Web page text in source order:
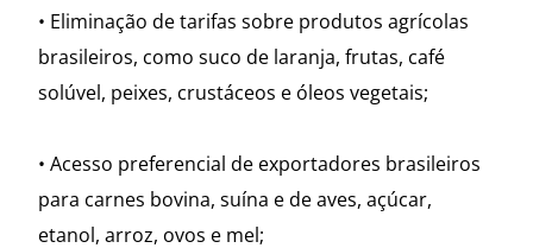
• Eliminação de tarifas sobre produtos agrícolas
brasileiros, como suco de laranja, frutas, café
solúvel, peixes, crustáceos e óleos vegetais;
• Acesso preferencial de exportadores brasileiros
para carnes bovina, suína e de aves, açúcar,
etanol, arroz, ovos e mel;